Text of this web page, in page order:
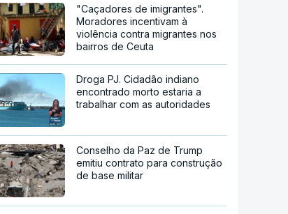
"Caçadores de imigrantes".
Moradores incentivam à
violência contra migrantes nos
bairros de Ceuta
Droga PJ. Cidadão indiano
encontrado morto estaria a
trabalhar com as autoridades
Conselho da Paz de Trump
emitiu contrato para construção
de base militar